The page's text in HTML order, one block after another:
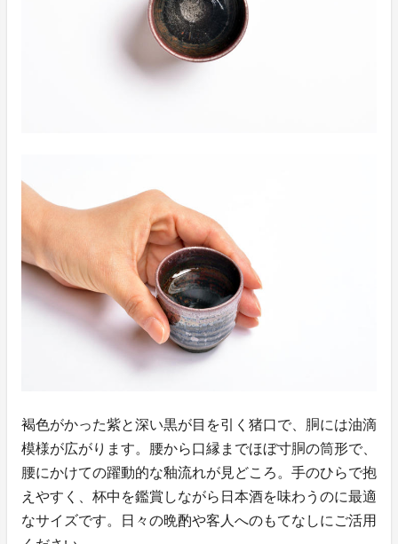
褐色がかった紫と深い黒が目を引く猪口で、胴には油滴
模様が広がります。腰から口縁までほぼ寸胴の筒形で、
腰にかけての躍動的な釉流れが見どころ。手のひらで抱
えやすく、杯中を鑑賞しながら日本酒を味わうのに最適
なサイズです。日々の晩酌や客人へのもてなしにご活用